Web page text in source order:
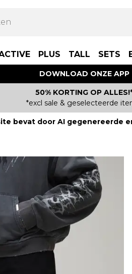
PLUS TALL SETS
DOWNLOAD ONZE APP
50% KORTING OP
*excl sale & geselecteerde
bevat door AI gegenereerde